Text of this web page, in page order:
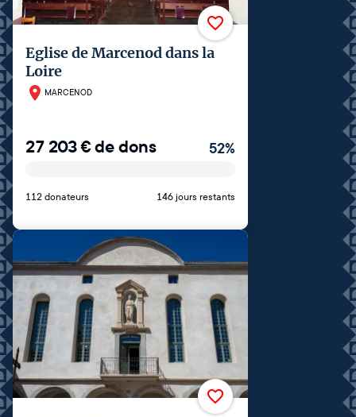
Eglise de Marcenod dans la
Loire
MARCENOD
27 203€de dons 52%
112 donateurs 146 jours restants